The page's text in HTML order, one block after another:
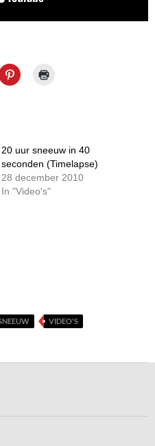
20 uur sneeuw in 40
seconden (Timelapse)
28 december 2010
In "Video's"
VIDEO'S